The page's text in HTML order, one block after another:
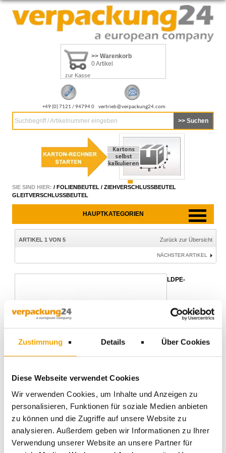
Zustimmung Details Über Cookies
Diese Webseite verwendet Cookies
Wir verwenden Cookies, um Inhalte und Anzeigen zu
personalisieren, Funktionen für soziale Medien anbieten
zu können und die Zugriffe auf unsere Website zu
analysieren. Außerdem geben wir Informationen zu Ihrer
Verwendung unserer Website an unsere Partner für
>> Warenkorb
0 Artikel
zur Kasse
+49 (0) 7121 / 94794 0 vertrieb@verpackung24.com
Suchbegriff / Artikelnummer eingeben
SIE SIND HIER: / FOLIENBEUTEL / ZIEHVERSCHLUSSBEUTEL
GLEITVERSCHLUSSBEUTEL
HAUPTKATEGORIEN
ARTIKEL 1 VON 5 Zurück zur Übersicht
NÄCHSTER ARTIKEL
LDPE-
Ziehverschlussbeutel 160 x 220 x 0,060 mm